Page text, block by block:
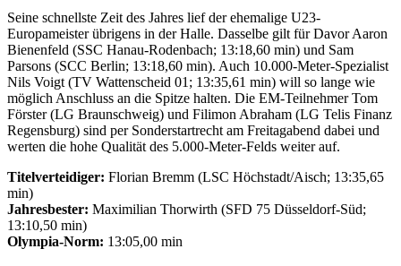
Seine schnellste Zeit des Jahres lief der ehemalige U23-
Europameister übrigens in der Halle. Dasselbe gilt für Davor Aaron
Bienenfeld (SSC Hanau-Rodenbach; 13:18,60 min) und Sam
Parsons (SCC Berlin; 13:18,60 min). Auch 10.000-Meter-Spezialist
Nils Voigt (TV Wattenscheid 01; 13:35,61 min) will so lange wie
möglich Anschluss an die Spitze halten. Die EM-Teilnehmer Tom
Förster (LG Braunschweig) und Filimon Abraham (LG Telis Finanz
Regensburg) sind per Sonderstartrecht am Freitagabend dabei und
werten die hohe Qualität des 5.000-Meter-Felds weiter auf.
Titelverteidiger: Florian Bremm (LSC Höchstadt/Aisch; 13:35,65
min)
Jahresbester: Maximilian Thorwirth (SFD 75 Düsseldorf-Süd;
13:10,50 min)
Olympia-Norm: 13:05,00 min